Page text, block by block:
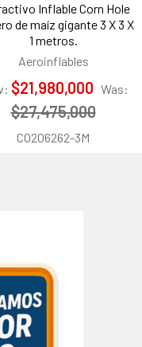
Inflable Corn Hole
de maíz gigante 3 X 3 X
1 metros.
Aeroinflables
$21,980,000 Was:
$27,475,000
CO206262-3M